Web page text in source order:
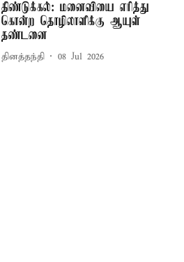
திண்டுக்கல்: மனைவியை எரித்து
கொன்ற தொழிலாளிக்கு ஆயுள்
தண்டனை
தினத்தந்தி 08 Jul 2026